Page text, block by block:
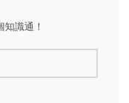
識通！